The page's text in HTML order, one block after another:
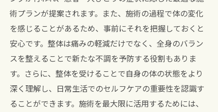
術プランが提案されます。また、施術の過程で体の変化
を感じることがあるため、事前にそれを把握しておくと
安心です。整体は痛みの軽減だけでなく、全身のバラン
スを整えることで新たな不調を予防する役割もありま
す。さらに、整体を受けることで自身の体の状態をより
深く理解し、日常生活でのセルフケアの重要性を認識す
ることができます。施術を最大限に活用するためには、